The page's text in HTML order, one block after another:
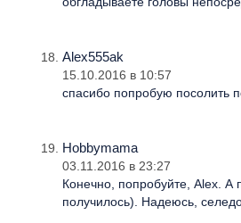
Alex555ak
15.10.2016 в 10:57
спасибо попробую посолить
Hobbymama
03.11.2016 в 23:27
Конечно, попробуйте, Alex. А
получилось). Надеюсь,